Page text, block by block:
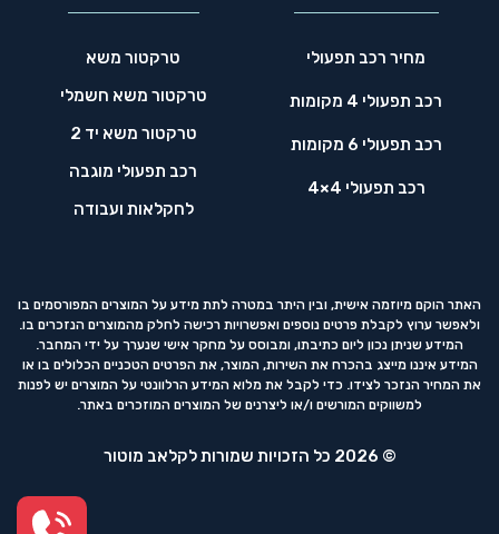
מחיר רכב תפעולי
רכב תפעולי 4 מקומות
רכב תפעולי 6 מקומות
רכב תפעולי 4×4
טרקטור משא
טרקטור משא חשמלי
טרקטור משא יד 2
רכב תפעולי מוגבה
לחקלאות ועבודה
האתר הוקם מיוזמה אישית, ובין היתר במטרה לתת מידע על המוצרים המפורסמים בו
ולאפשר ערוץ לקבלת פרטים נוספים ואפשרויות רכישה לחלק מהמוצרים הנזכרים בו.
המידע שניתן נכון ליום כתיבתו, ומבוסס על מחקר אישי שנערך על ידי המחבר.
המידע איננו מייצג בהכרח את השירות, המוצר, את הפרטים הטכניים הכלולים בו או
את המחיר הנזכר לצידו. כדי לקבל את מלוא המידע הרלוונטי על המוצרים יש לפנות
למשווקים המורשים ו/או ליצרנים של המוצרים המוזכרים באתר.
© 2026 כל הזכויות שמורות לקלאב מוטור